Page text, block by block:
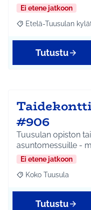
Ei etene jatkoon
Rajaa tulokset
Etelä-Tuusulan
Tutustu
#906
Tuusulan opiston
asuntomessuille -
Ei etene jatkoon
Rajaa tulokset
Koko Tuusula
Tutustu